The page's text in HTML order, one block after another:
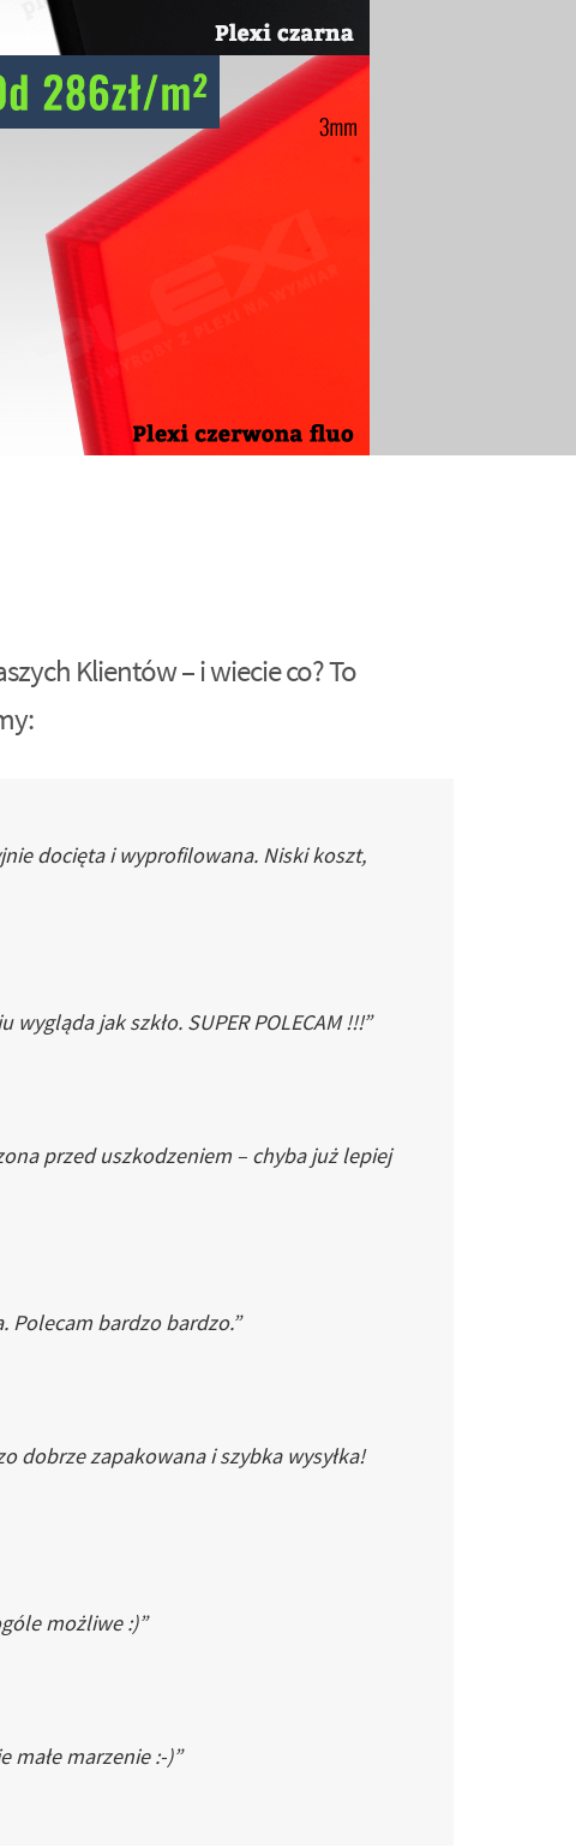
Klientów – i wiecie co? To
docięta i wyprofilowana. Niski koszt,
jak szkło. SUPER POLECAM !!!”
przed uszkodzeniem – chyba już lepiej
Polecam bardzo bardzo.”
dobrze zapakowana i szybka wysyłka!
możliwe :)”
małe marzenie :-)”